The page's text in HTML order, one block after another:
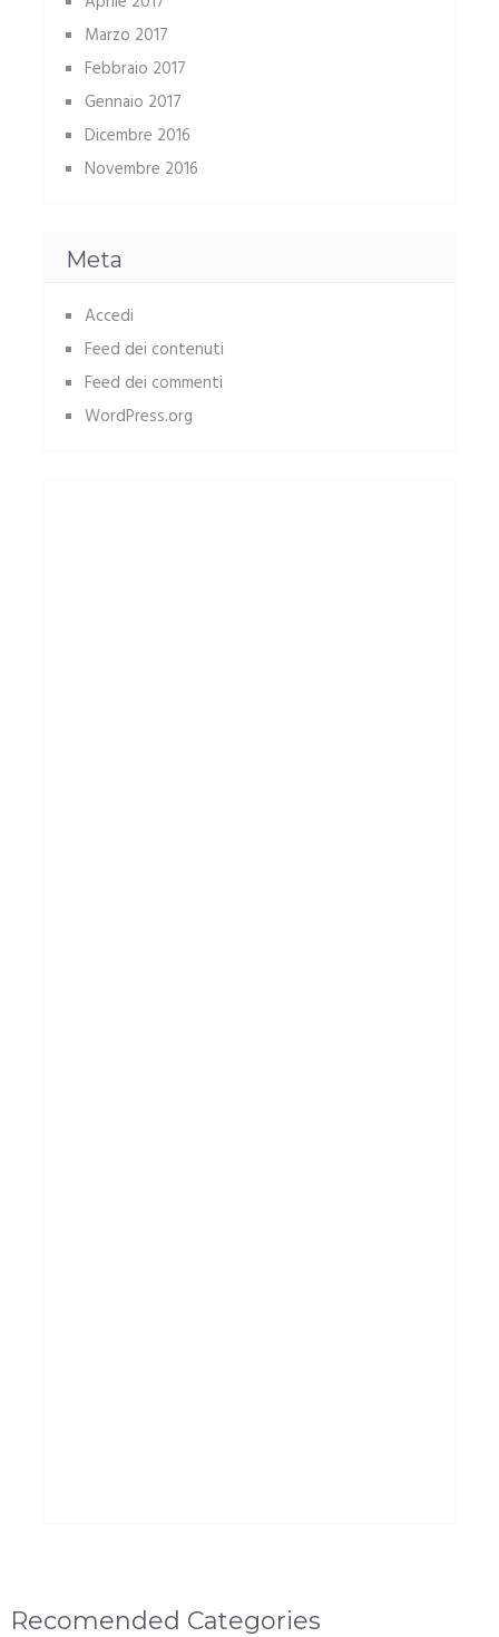
Marzo 2017
Febbraio 2017
Gennaio 2017
Dicembre 2016
Novembre 2016
Meta
Accedi
Feed dei contenuti
Feed dei commenti
WordPress.org
Recomended Categories